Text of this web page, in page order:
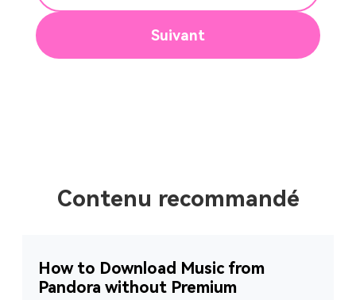
Suivant
Contenu recommandé
How to Download Music from
Pandora without Premium